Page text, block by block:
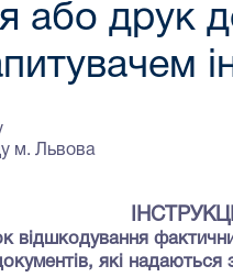
або друк
м. Львова
відшкодування
які надаються